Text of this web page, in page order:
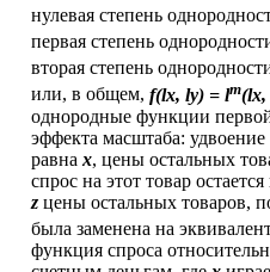
нулевая степень
первая степень
вторая степень
или, в общем, f(lx, lу) = lm(lx,
однородные функции
эффекта масштаба:
равна x, цены остальных
спрос на этот товар
z цены остальных товаров,
была заменена на
функция спроса